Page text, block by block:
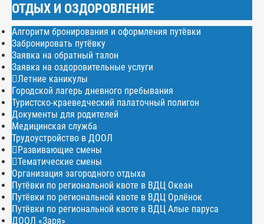
ОТДЫХ И ОЗДОРОВЛЕНИЕ
Алгоритм бронирования и оформления путёвки
Забронировать путёвку
Заявка на обратный талон
Заявка на оздоровительные услуги
Летние каникулы
Городской лагерь дневного пребывания
Туристско-краеведческий палаточный полигон
Документы для родителей
Медицинская служба
Трудоустройство в ДООЛ
Развивающие смены
Тематические смены
Организация загородного отдыха
Путёвки по региональной квоте в ВДЦ Океан
Путёвки по региональной квоте в ВДЦ Орлёнок
Путёвки по региональной квоте в ВДЦ Алые паруса
ДООЛ «Заря»